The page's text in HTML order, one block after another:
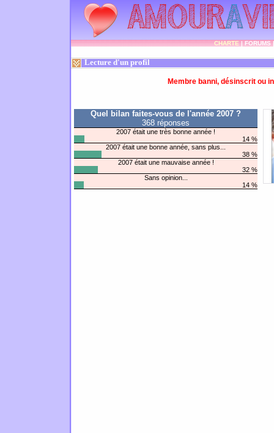
CHARTE|FORUMS
Lecture d'un profil
Membre banni, désinscrit ou
Quel bilan faites-vous de l'année 2007 ?
368 réponses
2007 était une très bonne année !
14 %
2007 était une bonne année, sans plus...
38 %
2007 était une mauvaise année !
32 %
Sans opinion...
14 %